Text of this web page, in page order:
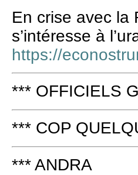
En crise avec la
s’intéresse à
https://
*** OFFICIELS
*** COP
*** ANDRA